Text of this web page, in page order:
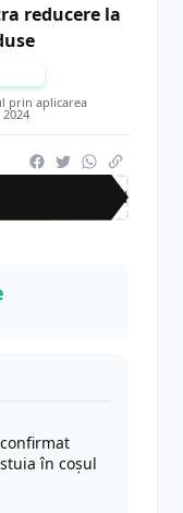
reducere la
prin aplicarea
2024
CRN
în coșul